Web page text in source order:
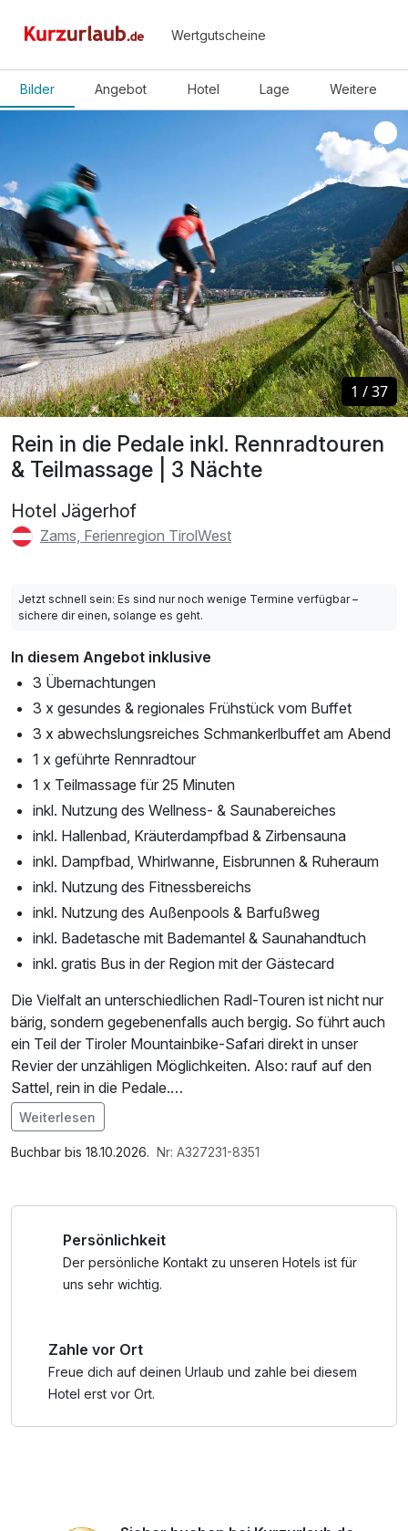
Wertgutscheine
Bilder Angebot Hotel Lage Weitere
Rein in die Pedale inkl. Rennradtouren
& Teilmassage | 3 Nächte
Hotel Jägerhof
Zams, Ferienregion TirolWest
1 /37
1 /37
Jetzt schnell sein: Es sind nur noch wenige Termine verfügbar –
sichere dir einen, solange es geht.
In diesem Angebot inklusive
3 Übernachtungen
3 x gesundes & regionales Frühstück vom Buffet
3 x abwechslungsreiches Schmankerlbuffet am Abend
1 x geführte Rennradtour
1 x Teilmassage für 25 Minuten
inkl. Nutzung des Wellness- & Saunabereiches
inkl. Hallenbad, Kräuterdampfbad & Zirbensauna
inkl. Dampfbad, Whirlwanne, Eisbrunnen & Ruheraum
inkl. Nutzung des Fitnessbereichs
inkl. Nutzung des Außenpools & Barfußweg
inkl. Badetasche mit Bademantel & Saunahandtuch
inkl. gratis Bus in der Region mit der Gästecard
Die Vielfalt an unterschiedlichen Radl-Touren ist nicht nur
bärig, sondern gegebenenfalls auch bergig. So führt auch
ein Teil der Tiroler Mountainbike-Safari direkt in unser
Revier der unzähligen Möglichkeiten. Also: rauf auf den
Sattel, rein in die Pedale.
Rennradspezifischen Leistungen:
-) Fahrradständer im Außenbereich
-) Wäscheservice für die Bike-Kleidung
-) Werkstatt-Ecke mit Radwerkzeug für Wartungs- und
Reparaturarbeiten
-) Reinigungsplatz und Putzmittel für Räder
-) Möglichkeit zur Gebäckaufbewahrung und duschen am
Abreisetag
Im Angebot enthalten
Saunabenutzung, Saunatuch, Leihbademantel, Parkplatz,
Weiterlesen
Buchbar bis 18.10.2026. Nr: A327231-8351
Persönlichkeit
Der persönliche Kontakt zu unseren Hotels ist für
uns sehr wichtig.
Zahle vor Ort
Freue dich auf deinen Urlaub und zahle bei diesem
Hotel erst vor Ort.